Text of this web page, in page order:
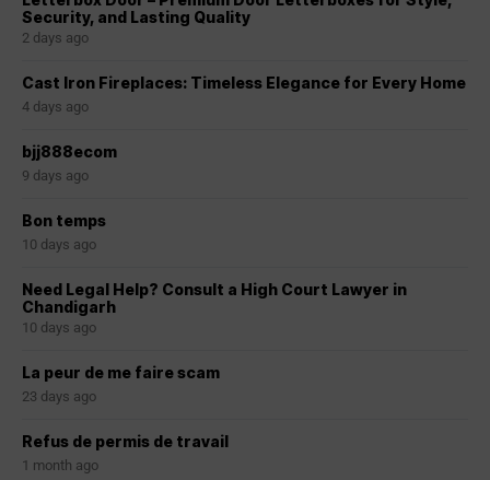
Security, and Lasting Quality
2 days ago
Cast Iron Fireplaces: Timeless Elegance for Every Home
4 days ago
bjj888ecom
9 days ago
Bon temps
10 days ago
Need Legal Help? Consult a High Court Lawyer in
Chandigarh
10 days ago
La peur de me faire scam
23 days ago
Refus de permis de travail
1 month ago